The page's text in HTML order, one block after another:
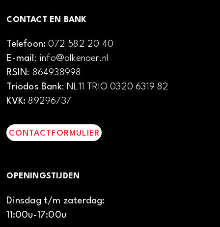
CONTACT EN BANK
Telefoon:072 582 20 40
E-mail: info@alkenaer.nl
RSIN: 864938998
Triodos Bank: NL11 TRIO 0320 6319 82
KVK: 89296737
CONTACTFORMULIER
OPENINGSTIJDEN
Dinsdag t/m zaterdag:
11:00u-17:00u